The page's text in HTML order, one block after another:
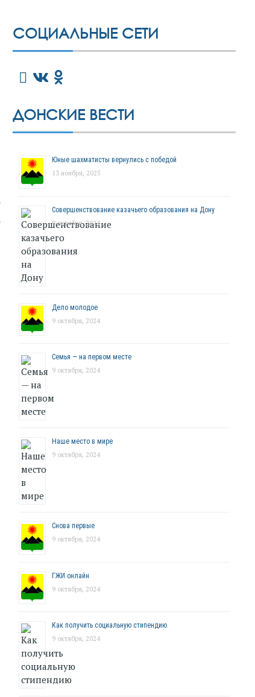
СОЦИАЛЬНЫЕ СЕТИ
ДОНСКИЕ ВЕСТИ
Юные шахматисты вернулись с победой
13 ноября, 2025
Совершенствование казачьего образования на Дону
9 октября, 2024
Дело молодое
9 октября, 2024
Семья — на первом месте
9 октября, 2024
Наше место в мире
9 октября, 2024
Снова первые
9 октября, 2024
ГЖИ онлайн
9 октября, 2024
Как получить социальную стипендию
9 октября, 2024